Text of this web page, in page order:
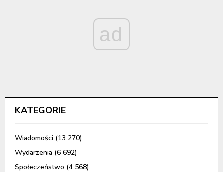
ad
KATEGORIE
Wiadomości (13 270)
Wydarzenia (6 692)
Społeczeństwo (4 568)